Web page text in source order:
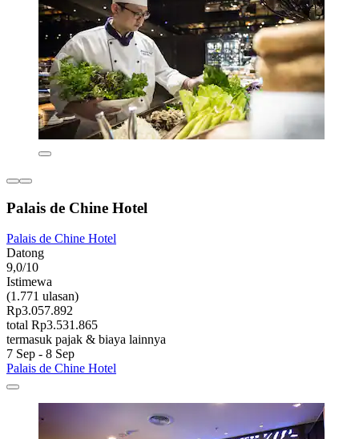
Palais de Chine Hotel
Palais de Chine Hotel
Datong
9,0/10
Istimewa
(1.771 ulasan)
Rp3.057.892
total Rp3.531.865
termasuk pajak & biaya lainnya
7 Sep - 8 Sep
Palais de Chine Hotel